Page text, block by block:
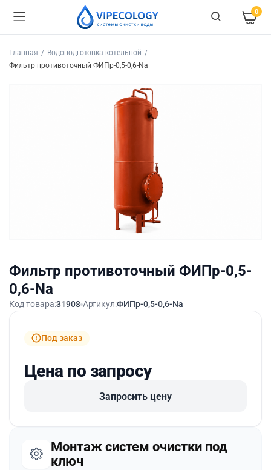
0
Главная
Водоподготовка котельной
Фильтр противоточный ФИПр-0,5-0,6-Na
Фильтр противоточный ФИПр-0,5-
0,6-Na
Код товара:31908 Артикул:ФИПр-0,5-0,6-Na
Под заказ
Цена по запросу
Запросить цену
Монтаж систем очистки под
ключ